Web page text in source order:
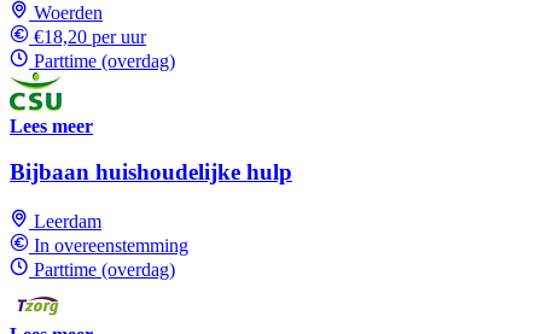
Woerden
€18,20 per uur
Parttime (overdag)
Lees meer
Bijbaan huishoudelijke hulp
Leerdam
In overeenstemming
Parttime (overdag)